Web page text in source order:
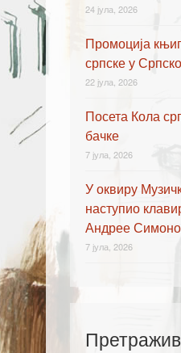
24 јула, 2026
Промоција
српске у
22 јула, 2026
Посета Кола
бачке
7 јула, 2026
У оквиру
наступио
Андрее
7 јула, 2026